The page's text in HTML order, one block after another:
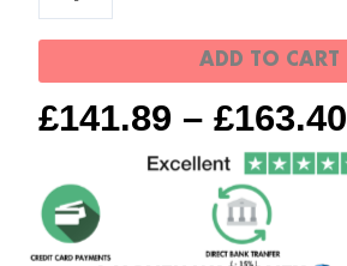
£141.89 – £163.40
ADD TO CART